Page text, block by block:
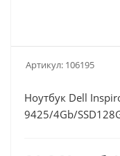
Артикул: 106195
Ноутбук Dell
9425/4Gb/